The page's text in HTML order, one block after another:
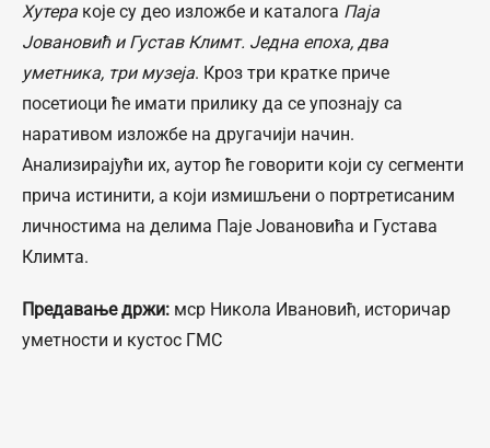
Хутера које су део изложбе и каталога Паја
Јовановић и Густав Климт. Једна епоха, два
уметника, три музеја. Кроз три кратке приче
посетиоци ће имати прилику да се упознају са
наративом изложбе на другачији начин.
Анализирајући их, аутор ће говорити који су сегменти
прича истинити, а који измишљени о портретисаним
личностима на делима Паје Јовановића и Густава
Климта.
Предавање држи: мср Никола Ивановић, историчар
уметности и кустос ГМС